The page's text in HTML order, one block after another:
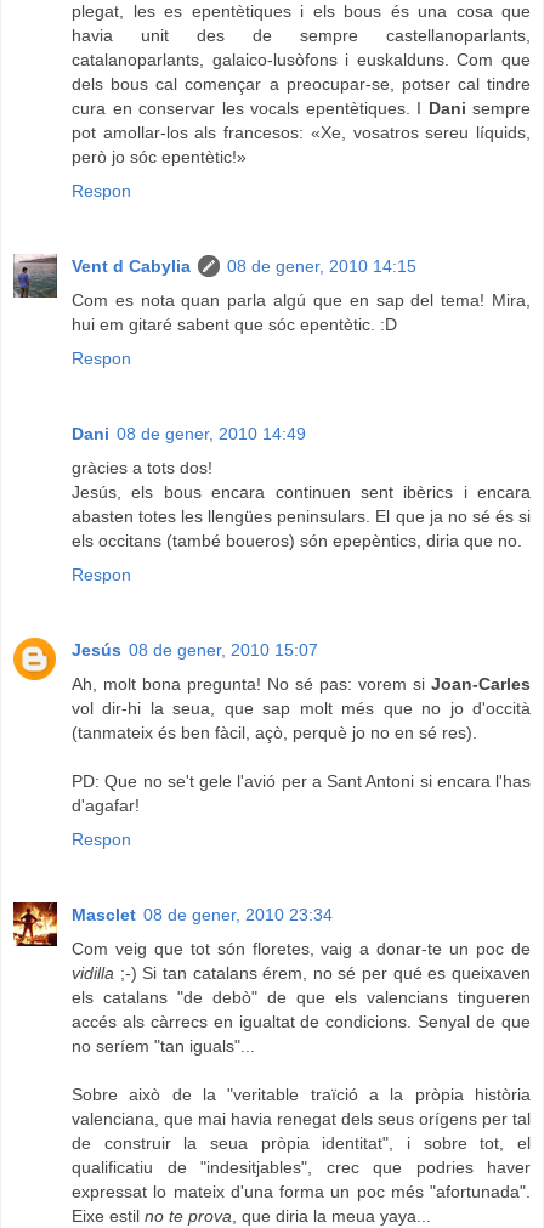
plegat, les es epentètiques i els bous és una cosa que
havia unit des de sempre castellanoparlants,
catalanoparlants, galaico-lusòfons i euskalduns. Com que
dels bous cal començar a preocupar-se, potser cal tindre
cura en conservar les vocals epentètiques. I Dani sempre
pot amollar-los als francesos: «Xe, vosatros sereu líquids,
però jo sóc epentètic!»
Respon
Vent d Cabylia
08 de gener, 2010 14:15
Com es nota quan parla algú que en sap del tema! Mira,
hui em gitaré sabent que sóc epentètic. :D
Respon
Dani 08 de gener, 2010 14:49
gràcies a tots dos!
Jesús, els bous encara continuen sent ibèrics i encara
abasten totes les llengües peninsulars. El que ja no sé és si
els occitans (també boueros) són epepèntics, diria que no.
Respon
Jesús 08 de gener, 2010 15:07
Ah, molt bona pregunta! No sé pas: vorem si Joan-Carles
vol dir-hi la seua, que sap molt més que no jo d'occità
(tanmateix és ben fàcil, açò, perquè jo no en sé res).
PD: Que no se't gele l'avió per a Sant Antoni si encara l'has
d'agafar!
Respon
Masclet 08 de gener, 2010 23:34
Com veig que tot són floretes, vaig a donar-te un poc de
vidilla ;-) Si tan catalans érem, no sé per qué es queixaven
els catalans "de debò" de que els valencians tingueren
accés als càrrecs en igualtat de condicions. Senyal de que
no seríem "tan iguals"...
Sobre això de la "veritable traïció a la pròpia història
valenciana, que mai havia renegat dels seus orígens per tal
de construir la seua pròpia identitat", i sobre tot, el
qualificatiu de "indesitjables", crec que podries haver
expressat lo mateix d'una forma un poc més "afortunada".
Eixe estil no te prova, que diria la meua yaya...